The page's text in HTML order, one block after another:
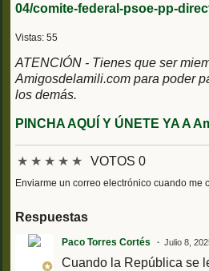
04/comite-federal-psoe-pp-
Vistas: 55
ATENCIÓN - Tienes que ser
Amigosdelamili.com para poder
los demás.
PINCHA AQUÍ Y ÚNETE YA A
★ ★ ★ ★ ★ VOTOS 0
Enviarme un correo electrónico cuando me
Respuestas
Paco Torres Cortés Julio 8,
Cuando la República se